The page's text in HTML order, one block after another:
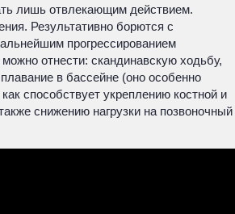
лишь отвлекающим действием.
Результативно борются с
прогрессированием
отнести: скандинавскую ходьбу,
плавание в бассейне (оно особенно
способствует укреплению костной и
снижению нагрузки на позвоночный